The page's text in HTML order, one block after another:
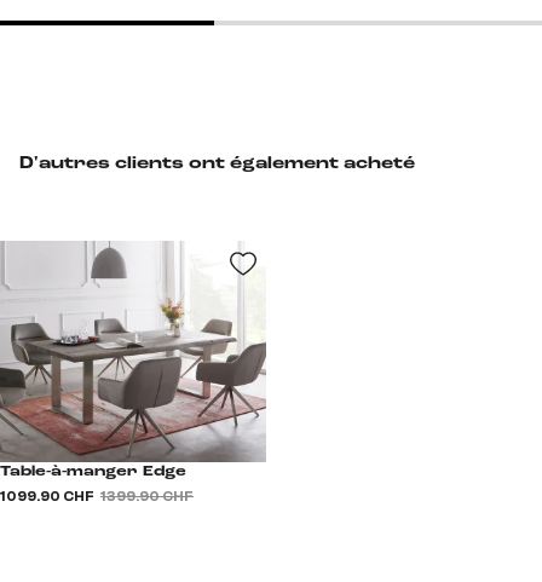
D'autres clients ont également acheté
Table-à-manger Edge
1 099.90 CHF 1 399.90 CHF